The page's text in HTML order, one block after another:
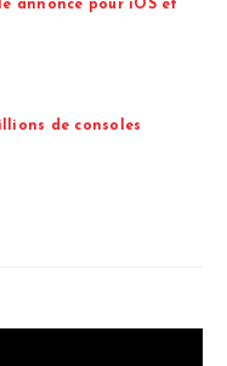
annoncé pour iOS et
de consoles